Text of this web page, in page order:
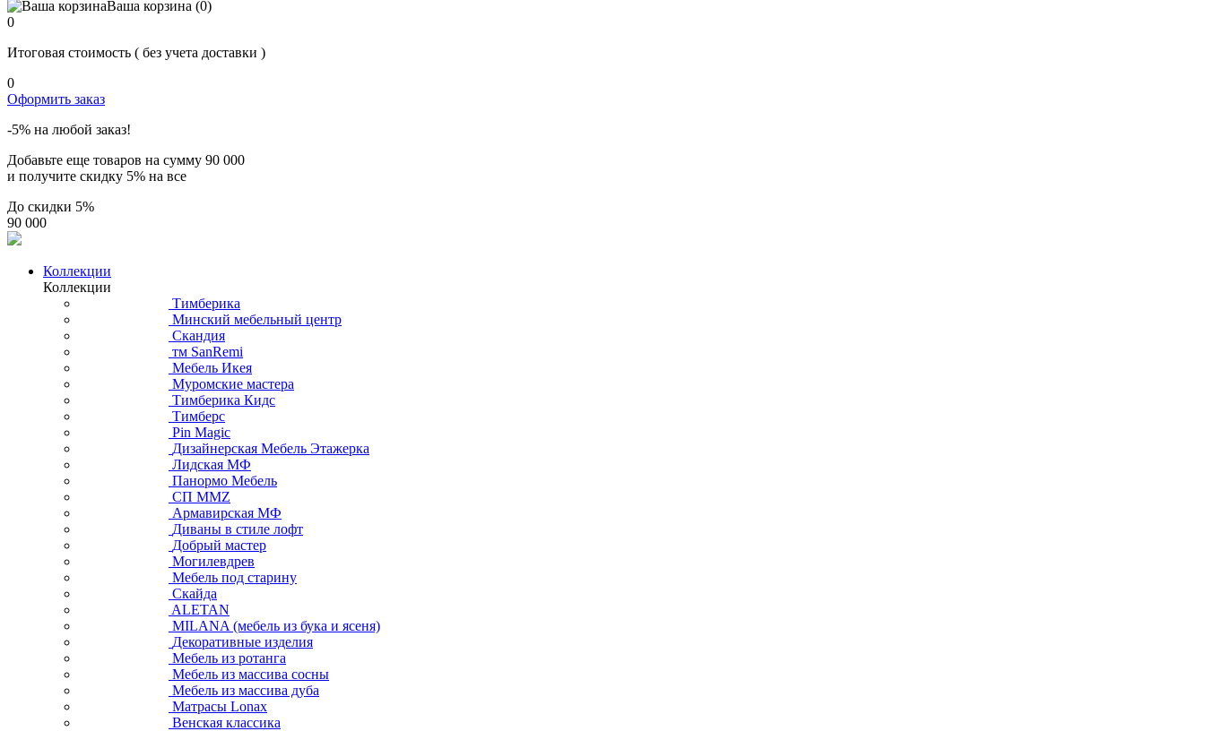
Ваша корзина (0)
0
Итоговая стоимость ( без учета доставки )
0
Оформить заказ
-5% на любой заказ!
Добавьте еще товаров на сумму 90 000
и получите скидку 5% на все
До скидки 5%
90 000
Коллекции
Коллекции
Тимберика
Минский мебельный центр
Скандия
тм SanRemi
Мебель Икея
Муромские мастера
Тимберика Кидс
Тимберс
Pin Magic
Дизайнерская Мебель Этажерка
Лидская МФ
Панормо Мебель
СП ММZ
Армавирская МФ
Диваны в стиле лофт
Добрый мастер
Могилевдрев
Мебель под старину
Скайда
ALETAN
MILANA (мебель из бука и ясеня)
Декоративные изделия
Мебель из ротанга
Мебель из массива сосны
Мебель из массива дуба
Матрасы Lonax
Венская классика